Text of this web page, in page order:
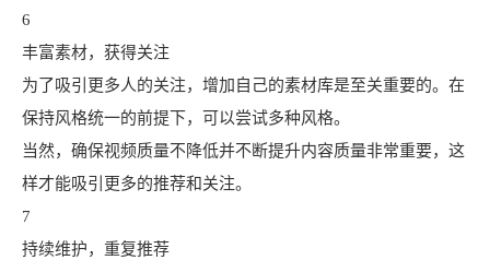
6
丰富素材，获得关注
为了吸引更多人的关注，增加自己的素材库是至关重要的。在
保持风格统一的前提下，可以尝试多种风格。
当然，确保视频质量不降低并不断提升内容质量非常重要，这
样才能吸引更多的推荐和关注。
7
持续维护，重复推荐